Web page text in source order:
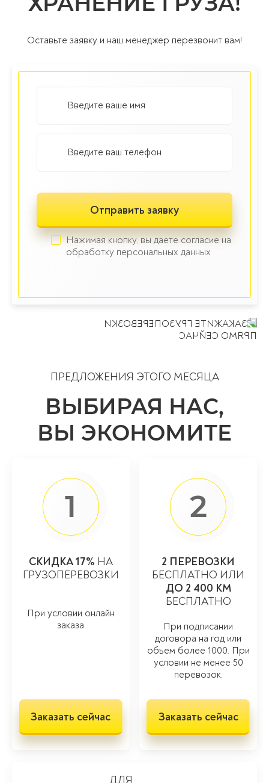
Нажимая кнопку, вы даете согласие на
обработку персональных данных
Оставьте заявку и наш менеджер перезвонит вам!
ПРЕДЛОЖЕНИЯ ЭТОГО МЕСЯЦА
ВЫБИРАЯ НАС,
ВЫ ЭКОНОМИТЕ
1
СКИДКА 17% НА
ГРУЗОПЕРЕВОЗКИ
При условии онлайн
заказа
Заказать сейчас
2
2 ПЕРЕВОЗКИ
БЕСПЛАТНО ИЛИ
ДО 2 400 КМ
БЕСПЛАТНО
При подписании
договора на год или
объем более 1000. При
условии не менее 50
перевозок.
Заказать сейчас
ДЛЯ